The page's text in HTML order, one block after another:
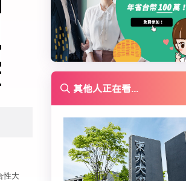
性大
其他人正在看...